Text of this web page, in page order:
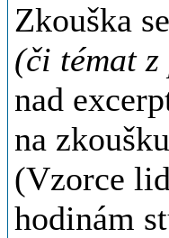
Zkouška
(či témat
nad
na
(Vzorce
hodinám